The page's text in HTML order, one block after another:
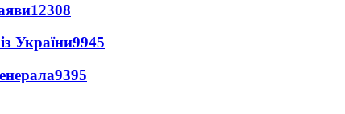
12308
України9945
9395